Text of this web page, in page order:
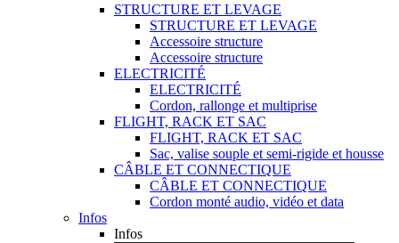
STRUCTURE ET LEVAGE
STRUCTURE ET LEVAGE
Accessoire structure
Accessoire structure
ELECTRICITÉ
ELECTRICITÉ
Cordon, rallonge et multiprise
FLIGHT, RACK ET SAC
FLIGHT, RACK ET SAC
Sac, valise souple et semi-rigide et housse
CÂBLE ET CONNECTIQUE
CÂBLE ET CONNECTIQUE
Cordon monté audio, vidéo et data
Infos
Infos